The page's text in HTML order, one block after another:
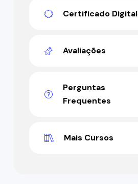
Certificado Digital
Avaliações
Perguntas
Frequentes
Mais Cursos